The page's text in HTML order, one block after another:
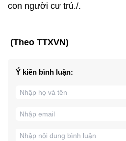
con người cư trú./.
(Theo TTXVN)
Ý kiến bình luận: